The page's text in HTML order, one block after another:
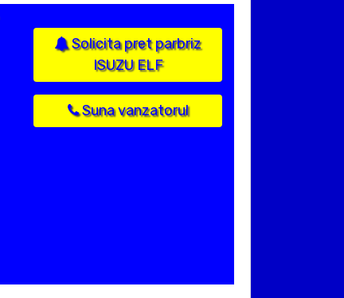
Solicita pret parbriz
ISUZU ELF
Suna vanzatorul